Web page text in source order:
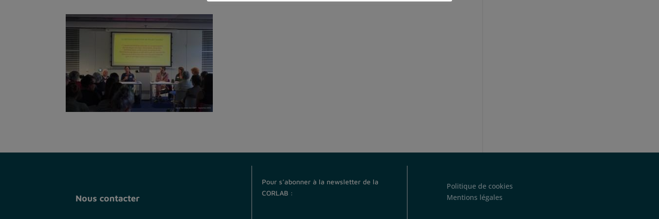
Nous contacter
Pour s’abonner à la newsletter de la
CORLAB :
Politique de cookies
Mentions légales